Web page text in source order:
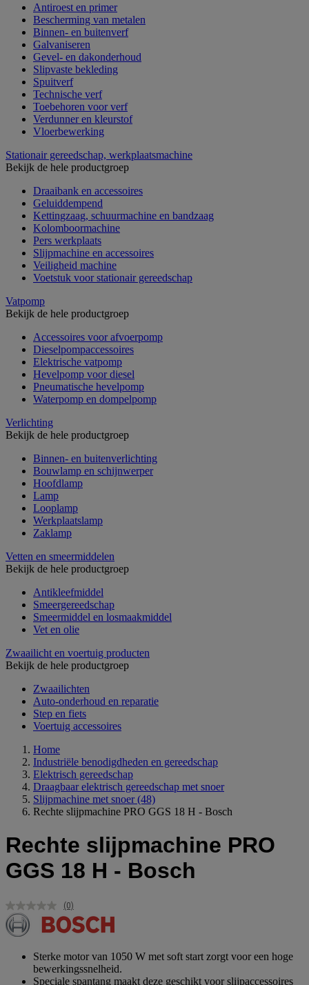
Antiroest en primer
Bescherming van metalen
Binnen- en buitenverf
Galvaniseren
Gevel- en dakonderhoud
Slipvaste bekleding
Spuitverf
Technische verf
Toebehoren voor verf
Verdunner en kleurstof
Vloerbewerking
Stationair gereedschap, werkplaatsmachine
Bekijk de hele productgroep
Draaibank en accessoires
Geluiddempend
Kettingzaag, schuurmachine en bandzaag
Kolomboormachine
Pers werkplaats
Slijpmachine en accessoires
Veiligheid machine
Voetstuk voor stationair gereedschap
Vatpomp
Bekijk de hele productgroep
Accessoires voor afvoerpomp
Dieselpompaccessoires
Elektrische vatpomp
Hevelpomp voor diesel
Pneumatische hevelpomp
Waterpomp en dompelpomp
Verlichting
Bekijk de hele productgroep
Binnen- en buitenverlichting
Bouwlamp en schijnwerper
Hoofdlamp
Lamp
Looplamp
Werkplaatslamp
Zaklamp
Vetten en smeermiddelen
Bekijk de hele productgroep
Antikleefmiddel
Smeergereedschap
Smeermiddel en losmaakmiddel
Vet en olie
Zwaailicht en voertuig producten
Bekijk de hele productgroep
Zwaailichten
Auto-onderhoud en reparatie
Step en fiets
Voertuig accessoires
Home
Industriële benodigdheden en gereedschap
Elektrisch gereedschap
Draagbaar elektrisch gereedschap met snoer
Slijpmachine met snoer (48)
Rechte slijpmachine PRO GGS 18 H - Bosch
Rechte slijpmachine PRO
GGS 18 H - Bosch
Geen
scorewaarde.
Dezelfde
(0)
Sterke motor van 1050 W met soft start zorgt voor een hoge
bewerkingssnelheid.
Speciale spantang maakt deze geschikt voor slijpaccessoires